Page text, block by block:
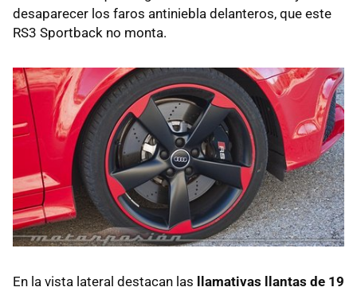
desaparecer los faros antiniebla delanteros, que este
RS3 Sportback no monta.
En la vista lateral destacan las
llamativas llantas de 19